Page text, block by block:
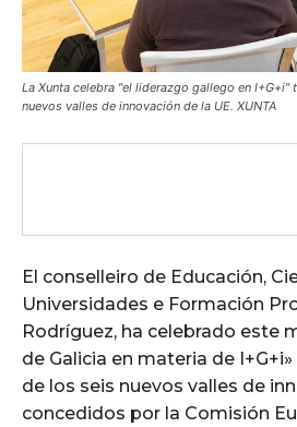
La Xunta celebra "el liderazgo gallego en I+G+i"
nuevos valles de innovación de la UE. XUNTA
El conselleiro de Educación,
Universidades e Formación
Rodríguez, ha celebrado este
de Galicia en materia de
de los seis nuevos valles de
concedidos por la Comisión